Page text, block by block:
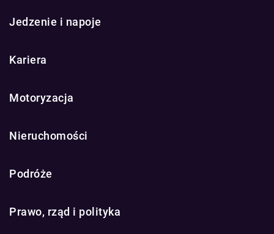
Jedzenie i napoje
Kariera
Motoryzacja
Nieruchomości
Podróże
Prawo, rząd i polityka